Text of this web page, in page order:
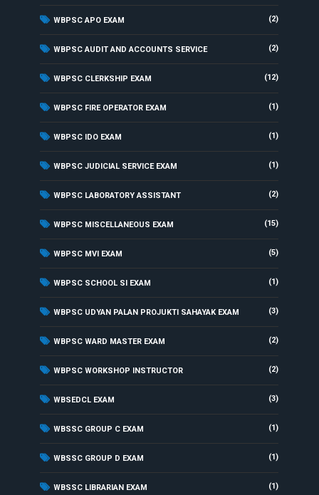
WBPSC APO EXAM (2)
WBPSC AUDIT AND ACCOUNTS SERVICE (2)
WBPSC CLERKSHIP EXAM (12)
WBPSC FIRE OPERATOR EXAM (1)
WBPSC IDO EXAM (1)
WBPSC JUDICIAL SERVICE EXAM (1)
WBPSC LABORATORY ASSISTANT (2)
WBPSC MISCELLANEOUS EXAM (15)
WBPSC MVI EXAM (5)
WBPSC SCHOOL SI EXAM (1)
WBPSC UDYAN PALAN PROJUKTI SAHAYAK EXAM (3)
WBPSC WARD MASTER EXAM (2)
WBPSC WORKSHOP INSTRUCTOR (2)
WBSEDCL EXAM (3)
WBSSC GROUP C EXAM (1)
WBSSC GROUP D EXAM (1)
WBSSC LIBRARIAN EXAM (1)